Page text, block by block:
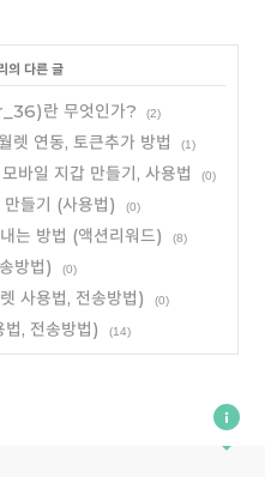
의 다른 글
란 무엇인가? (2)
연동, 토큰추가 방법 (1)
일 지갑 만들기, 사용법 (0)
들기 (사용법) (0)
는 방법 (액션리워드) (8)
방법) (0)
사용법, 전송방법) (0)
, 전송방법) (14)